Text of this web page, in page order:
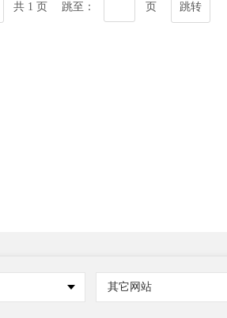
共 1 页 跳至： 页 跳转
其它网站